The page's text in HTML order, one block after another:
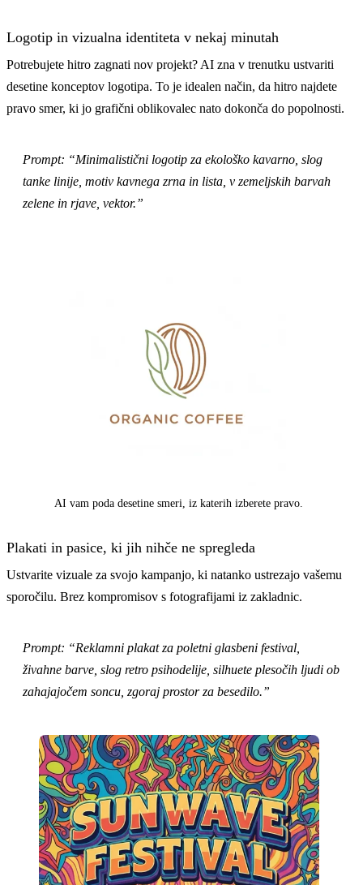
Logotip in vizualna identiteta v nekaj minutah
Potrebujete hitro zagnati nov projekt? AI zna v trenutku ustvariti
desetine konceptov logotipa. To je idealen način, da hitro najdete
pravo smer, ki jo grafični oblikovalec nato dokonča do popolnosti.
Prompt: “Minimalistični logotip za ekološko kavarno, slog
tanke linije, motiv kavnega zrna in lista, v zemeljskih barvah
zelene in rjave, vektor.”
AI vam poda desetine smeri, iz katerih izberete pravo.
Plakati in pasice, ki jih nihče ne spregleda
Ustvarite vizuale za svojo kampanjo, ki natanko ustrezajo vašemu
sporočilu. Brez kompromisov s fotografijami iz zakladnic.
Prompt: “Reklamni plakat za poletni glasbeni festival,
živahne barve, slog retro psihodelije, silhuete plesočih ljudi ob
zahajajočem soncu, zgoraj prostor za besedilo.”